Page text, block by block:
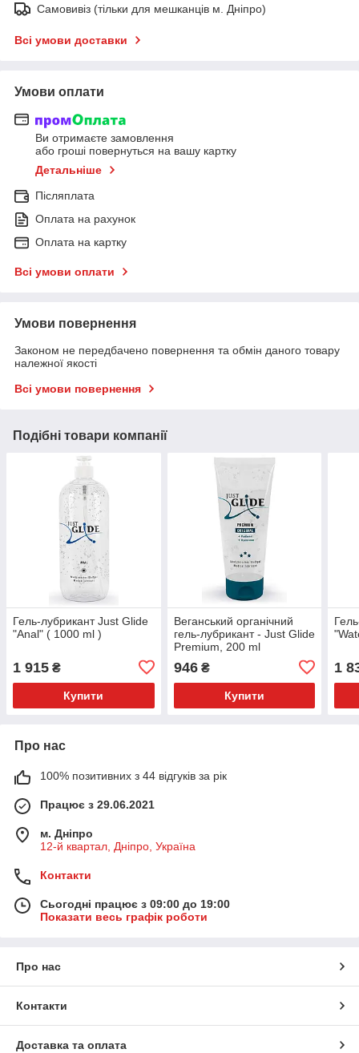
Самовивіз (тільки для мешканців м. Дніпро)
Всі умови доставки
Умови оплати
Ви отримаєте замовлення
або гроші повернуться на вашу картку
Детальніше
Післяплата
Оплата на рахунок
Оплата на картку
Всі умови оплати
Умови повернення
Законом не передбачено повернення та обмін даного товару
належної якості
Всі умови повернення
Подібні товари компанії
Гель-лубрикант Just Glide
"Anal" ( 1000 ml )
1 915 ₴
Купити
Веганський органічний
гель-лубрикант - Just Glide
Premium, 200 ml
946₴
Купити
1
Про нас
100% позитивних з 44 відгуків за рік
Працює з 29.06.2021
м. Дніпро
12-й квартал, Дніпро, Україна
Контакти
Сьогодні працює з 09:00 до 19:00
Показати весь графік роботи
Про нас
Контакти
Доставка та оплата